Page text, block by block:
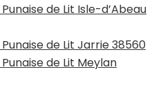
de Lit Isle-d’Abeau
de Lit Jarrie 38560
de Lit Meylan